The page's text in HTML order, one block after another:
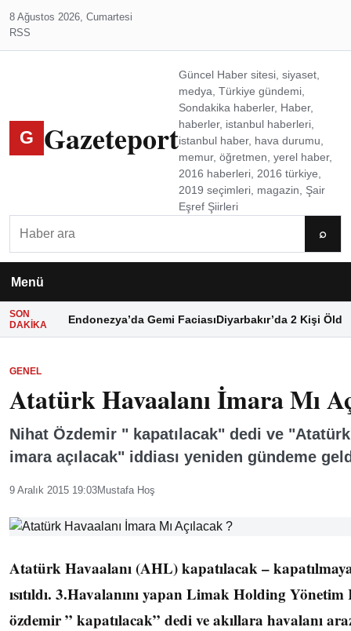
8 Ağustos 2026, Cumartesi
RSS
G Gazeteport
Güncel Haber sitesi, siyaset,
medya, Türkiye gündemi,
Sondakika haberler, Haber,
haberler, istanbul haberleri,
istanbul haber, hava durumu,
memur, öğretmen, yerel haber,
2016 haberleri, 2016 türkiye,
2019 seçimleri, magazin, Şair
Eşref Şiirleri
⌕
Menü
SON
DAKIKA
Endonezya’da Gemi FaciasıDiyarbakır’da 2 Kişi Öldü
GENEL
Atatürk Havaalanı İmara Mı
Nihat Özdemir " kapatılacak" dedi ve
imara açılacak" iddiası yeniden gündeme
9 Aralık 2015 19:03Mustafa Hoş
Atatürk Havaalanı (AHL) kapatılacak –
ısıtıldı. 3.Havalanını yapan Limak Holding
özdemir ” kapatılacak” dedi ve akıllara havalanı